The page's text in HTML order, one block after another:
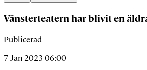
Vänsterteatern har blivit en
Publicerad
7 Jan 2023 06:00